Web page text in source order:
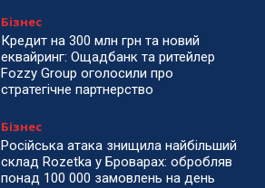
Бізнес
Кредит на 300 млн грн та новий
еквайринг: Ощадбанк та ритейлер
Fozzy Group оголосили про
стратегічне партнерство
Бізнес
Російська атака знищила найбільший
склад Rozetka у Броварах: обробляв
понад 100 000 замовлень на день